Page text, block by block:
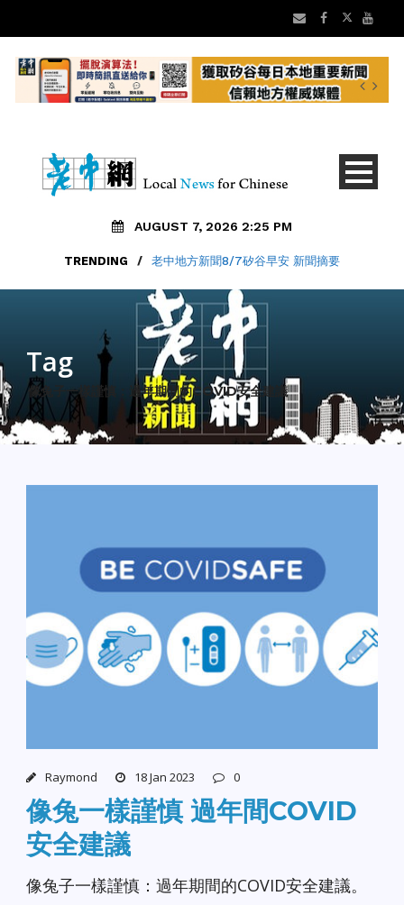
AUGUST 7, 2026 2:25 PM
TRENDING / 老中地方新聞8/7矽谷早安 新聞摘要
Tag
像兔子一樣謹慎：過年期間的COVID安全建議
Raymond 18 Jan 2023 0
像兔一樣謹慎 過年間COVID
安全建議
像兔子一樣謹慎：過年期間的COVID安全建議。